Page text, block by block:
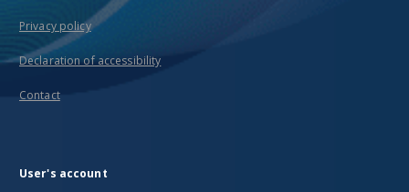
Privacy policy
Declaration of accessibility
Contact
User's account